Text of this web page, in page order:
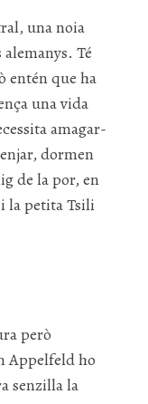
una noia
Té
entén que ha
una vida
amagar-
dormen
de la por, en
la petita Tsili
però
Appelfeld ho
senzilla la